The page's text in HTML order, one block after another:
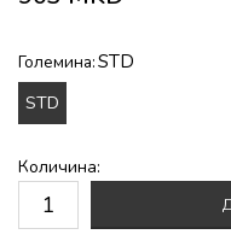
Големина:STD
STD
Количина: